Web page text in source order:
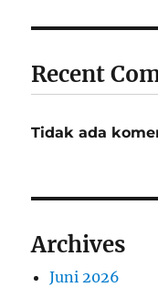
Recent
Tidak ada
Archives
Juni 2026